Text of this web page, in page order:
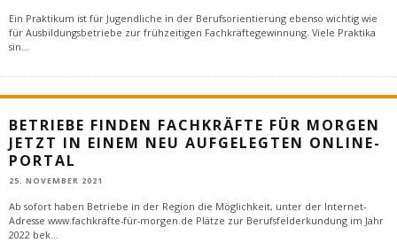
Ein Praktikum ist für Jugendliche in der Berufsorientierung ebenso wichtig wie
für Ausbildungsbetriebe zur frühzeitigen Fachkräftegewinnung. Viele Praktika
sin...
BETRIEBE FINDEN FACHKRÄFTE FÜR MORGEN
JETZT IN EINEM NEU AUFGELEGTEN ONLINE-
PORTAL
25. NOVEMBER 2021
Ab sofort haben Betriebe in der Region die Möglichkeit, unter der Internet-
Adresse www.fachkräfte-für-morgen.de Plätze zur Berufsfelderkundung im Jahr
2022 bek...